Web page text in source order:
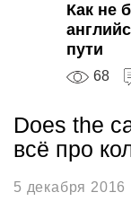
Как не
пути
68
Does the
всё про
5 декабря 2016